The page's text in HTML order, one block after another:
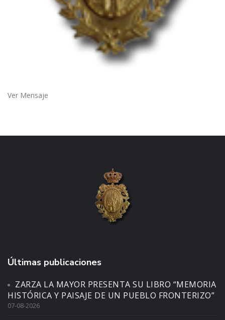
Ver Mensaje
Últimas publicaciones
ZARZA LA MAYOR PRESENTA SU LIBRO “MEMORIA
HISTÓRICA Y PAISAJE DE UN PUEBLO FRONTERIZO”
07-08-2026